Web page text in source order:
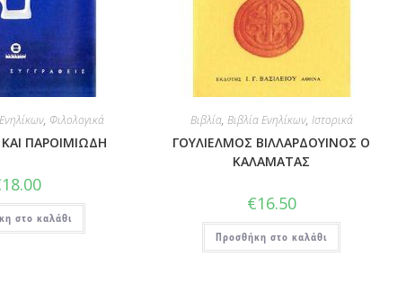
, Φιλολογικά
ΚΑΙ ΠΑΡΟΙΜΙΩΔΗ
18.00
στο καλάθι
Βιβλία, Βιβλία Ενηλίκων, Ιστορικά
ΓΟΥΛΙΕΛΜΟΣ ΒΙΛΛΑΡΔΟΥΙΝΟΣ Ο
ΚΑΛΑΜΑΤΑΣ
€16.50
Προσθήκη στο καλάθι